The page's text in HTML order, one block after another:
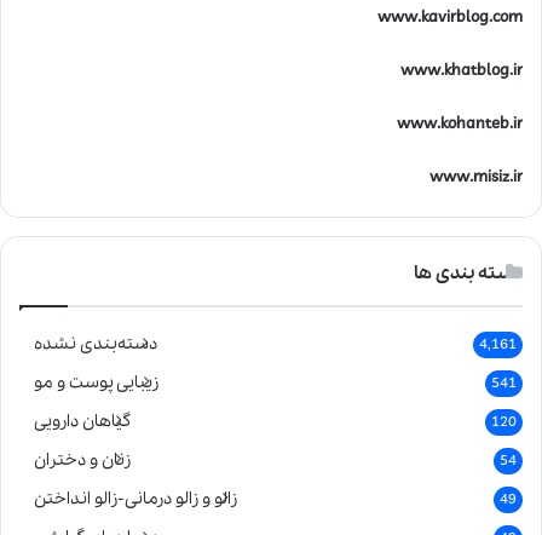
www.kavirblog.com
www.khatblog.ir
www.kohanteb.ir
www.misiz.ir
دسته بندی ها
دسته‌بندی نشده 4,161
زیبایی پوست و مو 541
گیاهان دارویی 120
زنان و دختران 54
زالو و زالو درمانی-زالو انداختن 49